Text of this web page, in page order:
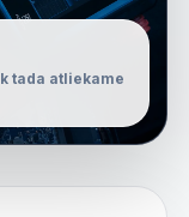
tada atliekame